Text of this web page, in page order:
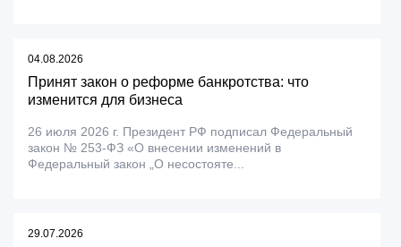
04.08.2026
Принят закон о реформе банкротства: что
изменится для бизнеса
26 июля 2026 г. Президент РФ подписал Федеральный
закон № 253-ФЗ «О внесении изменений в
Федеральный закон „О несостояте...
29.07.2026